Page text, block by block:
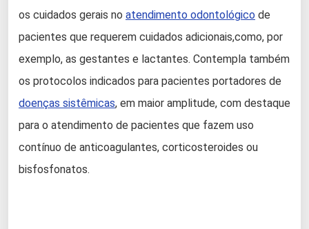
os cuidados gerais no atendimento odontológico de
pacientes que requerem cuidados adicionais,como, por
exemplo, as gestantes e lactantes. Contempla também
os protocolos indicados para pacientes portadores de
doenças sistêmicas, em maior amplitude, com destaque
para o atendimento de pacientes que fazem uso
contínuo de anticoagulantes, corticosteroides ou
bisfosfonatos.